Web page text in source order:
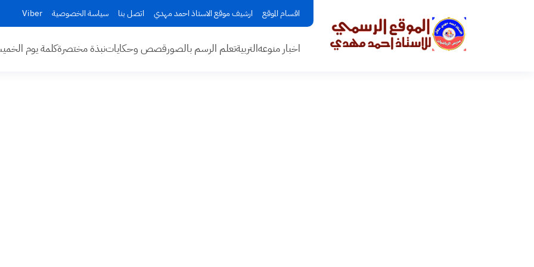
اقسام الموقع ارشيف موقع الاستاذ احمد مهدي اتصل بنا سياسة الخصوصية Viber
اخبار منوعهالتربيةتعلم الرسم بالصورقصص وحكاياتنبذة مختصرةكلمة يوم